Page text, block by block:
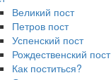
Великий пост
Петров пост
Успенский пост
Рождественский пост
Как поститься?